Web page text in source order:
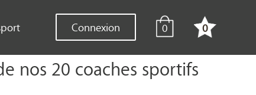
Connexion 0 0
nos 20 coaches sportifs